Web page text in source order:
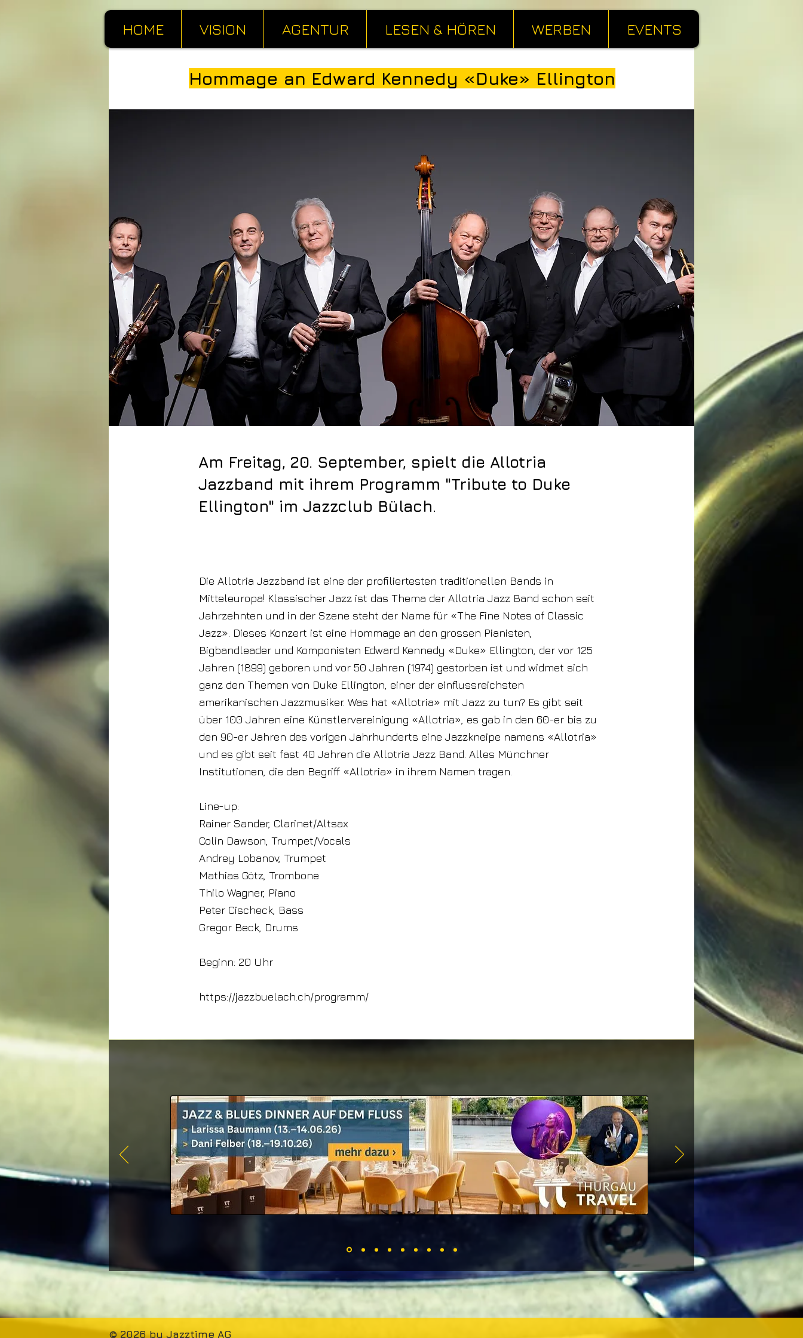
HOME VISION AGENTUR LESEN & HÖREN WERBEN EVENTS
Hommage an Edward Kennedy «Duke» Ellington
Am Freitag, 20. September, spielt die Allotria
Jazzband mit ihrem Programm "Tribute to Duke
Ellington" im Jazzclub Bülach.
Die Allotria Jazzband ist eine der profiliertesten traditionellen Bands in
Mitteleuropa! Klassischer Jazz ist das Thema der Allotria Jazz Band schon seit
Jahrzehnten und in der Szene steht der Name für «The Fine Notes of Classic
Jazz». Dieses Konzert ist eine Hommage an den grossen Pianisten,
Bigbandleader und Komponisten Edward Kennedy «Duke» Ellington, der vor 125
Jahren (1899) geboren und vor 50 Jahren (1974) gestorben ist und widmet sich
ganz den Themen von Duke Ellington, einer der einflussreichsten
amerikanischen Jazzmusiker. Was hat «Allotria» mit Jazz zu tun? Es gibt seit
über 100 Jahren eine Künstlervereinigung «Allotria», es gab in den 60-er bis zu
den 90-er Jahren des vorigen Jahrhunderts eine Jazzkneipe namens «Allotria»
und es gibt seit fast 40 Jahren die Allotria Jazz Band. Alles Münchner
Institutionen, die den Begriff «Allotria» in ihrem Namen tragen.
Line-up:
Rainer Sander, Clarinet/Altsax
Colin Dawson, Trumpet/Vocals
Andrey Lobanov, Trumpet
Mathias Götz, Trombone
Thilo Wagner, Piano
Peter Cischeck, Bass
Gregor Beck, Drums
Beginn: 20 Uhr
https://jazzbuelach.ch/programm/
© 2026 by Jazztime AG